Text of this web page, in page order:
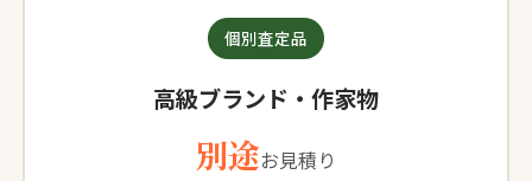
個別査定品
高級ブランド・作家物
別途お見積り